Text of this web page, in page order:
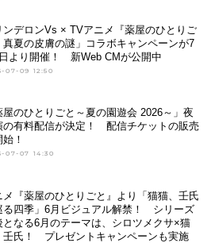
ンデロンVs × TVアニメ『薬屋のひとりご
真夏の皮膚の謎」コラボキャンペーンが7
より開催！ 新Web CMが公開中
07-09 12:50
屋のひとりごと～夏の園遊会 2026～」夜
の有料配信が決定！ 配信チケットの販売
！
07-07 14:30
メ『薬屋のひとりごと』より「猫猫、壬氏
る四季」6月ビジュアル解禁！ シリーズ
となる6月のテーマは、シロツメクサ×猫
壬氏！ プレゼントキャンペーンも実施